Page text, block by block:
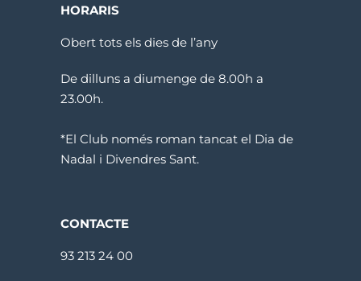
HORARIS
Obert tots els dies de l’any
De dilluns a diumenge de 8.00h a
23.00h.
*El Club només roman tancat el Dia de
Nadal i Divendres Sant.
CONTACTE
93 213 24 00